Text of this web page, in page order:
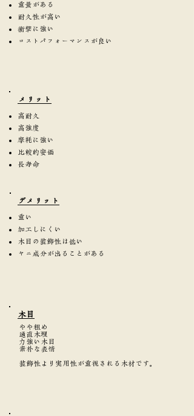
重量がある
耐久性が高い
衝撃に強い
コストパフォーマンスが良い
​メリット
高耐久
高強度
摩耗に強い
比較的安価
長寿命
​デメリット
重い
加工しにくい
木目の装飾性は低い
ヤニ成分が出ることがある
​木目
やや粗め
通直木理
力強い木目
素朴な表情
装飾性より実用性が重視される木材です。